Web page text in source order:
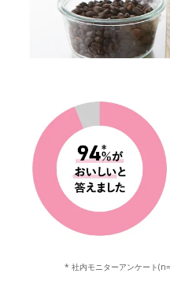
* 社内モニターアンケート